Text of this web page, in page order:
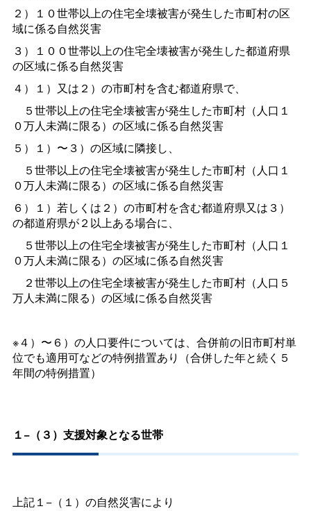
２）１０世帯以上の住宅全壊被害が発生した市町村の区
域に係る自然災害
３）１００世帯以上の住宅全壊被害が発生した都道府県
の区域に係る自然災害
４）１）又は２）の市町村を含む都道府県で、
５世帯以上の住宅全壊被害が発生した市町村（人口１
０万人未満に限る）の区域に係る自然災害
５）１）〜３）の区域に隣接し、
５世帯以上の住宅全壊被害が発生した市町村（人口１
０万人未満に限る）の区域に係る自然災害
６）１）若しくは２）の市町村を含む都道府県又は３）
の都道府県が２以上ある場合に、
５世帯以上の住宅全壊被害が発生した市町村（人口１
０万人未満に限る）の区域に係る自然災害
２世帯以上の住宅全壊被害が発生した市町村（人口５
万人未満に限る）の区域に係る自然災害
※４）〜６）の人口要件については、合併前の旧市町村単
位でも適用可などの特例措置あり（合併した年と続く５
年間の特例措置）
１−（３）支援対象となる世帯
上記１−（１）の自然災害により